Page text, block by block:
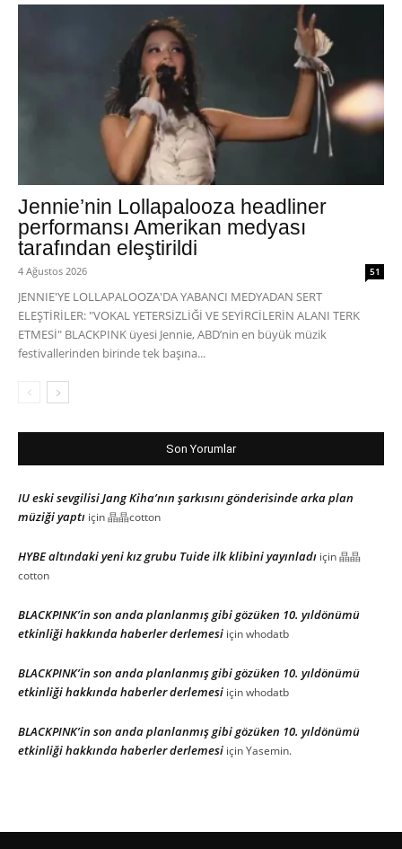
Jennie’nin Lollapalooza headliner
performansı Amerikan medyası
tarafından eleştirildi
4 Ağustos 2026 51
JENNIE'YE LOLLAPALOOZA'DA YABANCI MEDYADAN SERT
ELEŞTİRİLER: "VOKAL YETERSİZLİĞİ VE SEYİRCİLERİN ALANI TERK
ETMESİ" BLACKPINK üyesi Jennie, ABD’nin en büyük müzik
festivallerinden birinde tek başına...
Son Yorumlar
IU eski sevgilisi Jang Kiha’nın şarkısını gönderisinde arka plan
müziği yaptı için晶晶cotton
HYBE altındaki yeni kız grubu Tuide ilk klibini yayınladı için晶晶
cotton
BLACKPINK’in son anda planlanmış gibi gözüken 10. yıldönümü
etkinliği hakkında haberler derlemesi içinwhodatb
BLACKPINK’in son anda planlanmış gibi gözüken 10. yıldönümü
etkinliği hakkında haberler derlemesi içinwhodatb
BLACKPINK’in son anda planlanmış gibi gözüken 10. yıldönümü
etkinliği hakkında haberler derlemesi içinYasemin.